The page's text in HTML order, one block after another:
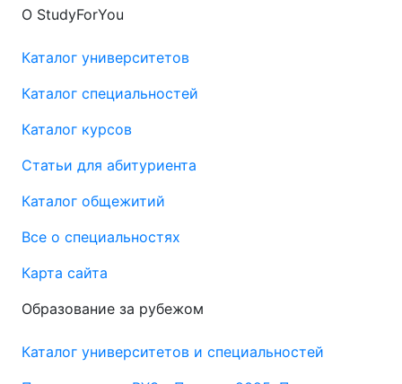
О StudyForYou
Каталог университетов
Каталог специальностей
Каталог курсов
Статьи для абитуриента
Каталог общежитий
Все о специальностях
Карта сайта
Образование за рубежом
Каталог университетов и специальностей